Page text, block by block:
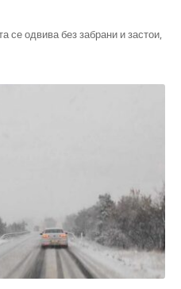
се одвива без забрани и застои,